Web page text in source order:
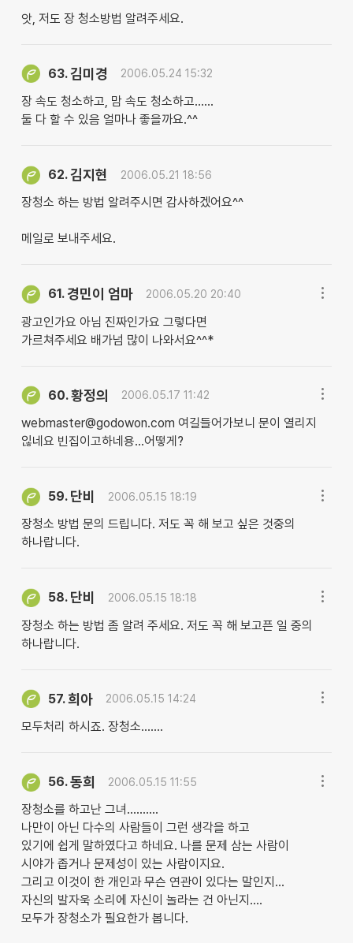
앗, 저도 장 청소방법 알려주세요.
63.김미경 2006.05.24 15:32
장 속도 청소하고, 맘 속도 청소하고......
둘 다 할 수 있음 얼마나 좋을까요.^^
62.김지현 2006.05.21 18:56
장청소 하는 방법 알려주시면 감사하겠어요^^
메일로 보내주세요.
61. 경민이 엄마 2006.05.20 20:40
광고인가요 아님 진짜인가요 그렇다면
가르쳐주세요 배가넘 많이 나와서요^^*
60.황정의 2006.05.17 11:42
webmaster@godowon.com 여길들어가보니 문이 열리지
읺네요 빈집이고하네용...어떻게?
59. 단비 2006.05.15 18:19
장청소 방법 문의 드립니다. 저도 꼭 해 보고 싶은 것중의
하나랍니다.
58. 단비 2006.05.15 18:18
장청소 하는 방법 좀 알려 주세요. 저도 꼭 해 보고픈 일 중의
하나랍니다.
57.희아 2006.05.15 14:24
모두처리 하시죠. 장청소.......
56.동희 2006.05.15 11:55
장청소를 하고난 그녀..........
나만이 아닌 다수의 사람들이 그런 생각을 하고
있기에 쉽게 말하였다고 하네요. 나를 문제 삼는 사람이
시야가 좁거나 문제성이 있는 사람이지요.
그리고 이것이 한 개인과 무슨 연관이 있다는 말인지...
자신의 발자욱 소리에 자신이 놀라는 건 아닌지....
모두가 장청소가 필요한가 봅니다.